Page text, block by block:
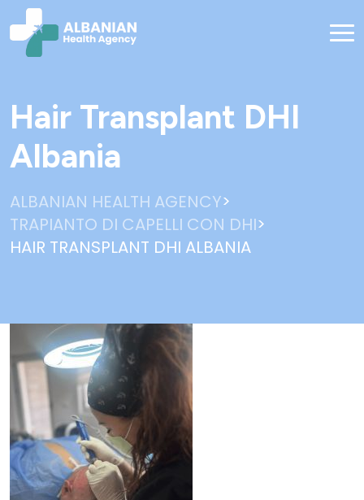
Hair Transplant DHI
Albania
ALBANIAN HEALTH AGENCY>
TRAPIANTO DI CAPELLI CON DHI>
HAIR TRANSPLANT DHI ALBANIA